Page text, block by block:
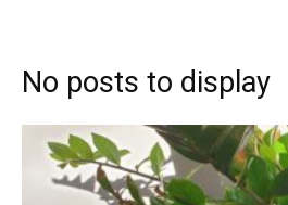
No posts to display